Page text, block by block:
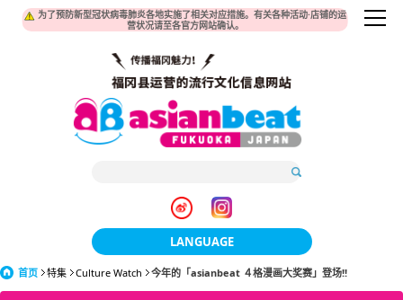
为了预防新型冠状病毒肺炎各地实施了相关对应措施。有关各种活动·店铺的运
营状况请至各官方网站确认。
LANGUAGE
日本語
首页 特集 Culture Watch 今年的「asianbeat ４格漫画大奖赛」登场!!